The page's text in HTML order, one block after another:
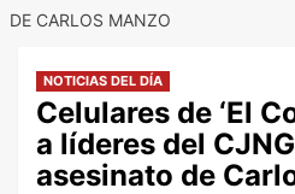
DE CARLOS MANZO
NOTICIAS DEL DÍA
Celulares de ‘El
a líderes del
asesinato de